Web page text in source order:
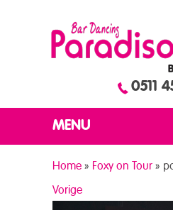
0511
MENU
Home » Foxy on Tour »
Vorige